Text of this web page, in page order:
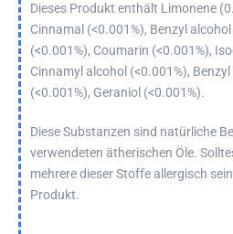
Dieses Produkt enthält Limonene
Cinnamal (<0.001%), Benzyl
(<0.001%), Coumarin (<0.001%),
Cinnamyl alcohol (<0.001%),
(<0.001%), Geraniol (<0.001%).
Diese Substanzen sind natürliche
verwendeten ätherischen Öle.
mehrere dieser Stoffe allergisch
Produkt.